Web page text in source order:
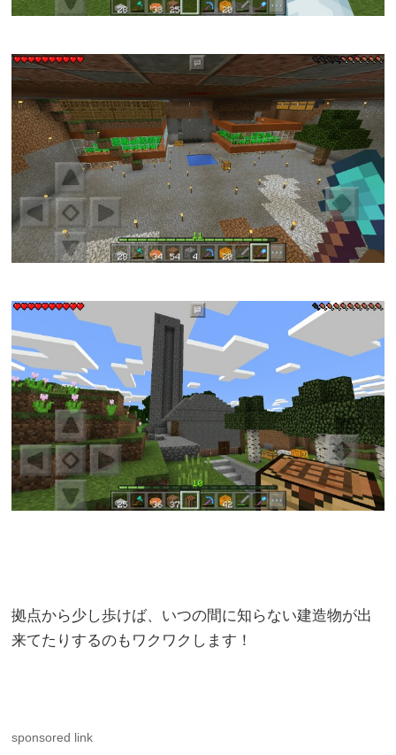
拠点から少し歩けば、いつの間に知らない建造物が出
来てたりするのもワクワクします！
sponsored link